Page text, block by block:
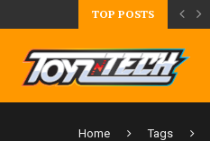
TOP POSTS
LA FIGURE DI IPPO MAKUNOUCHI!
Home Tags